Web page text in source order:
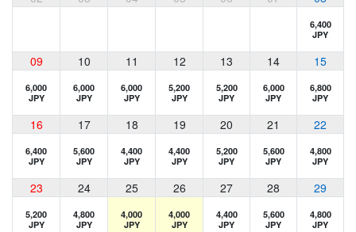
6,400
JPY
09 10 11 12 13 14 15
6,000
JPY
6,000
JPY
6,000
JPY
5,200
JPY
5,200
JPY
6,000
JPY
6,800
JPY
16 17 18 19 20 21 22
6,400
JPY
5,600
JPY
4,400
JPY
4,400
JPY
5,200
JPY
5,600
JPY
4,800
JPY
23 24 25 26 27 28 29
5,200
JPY
4,800
JPY
4,000
JPY
4,000
JPY
4,400
JPY
5,600
JPY
4,800
JPY